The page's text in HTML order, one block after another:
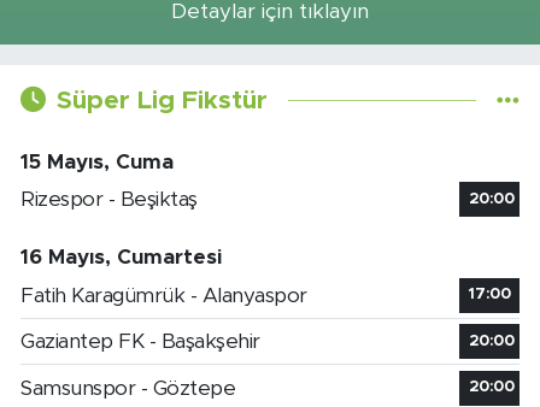
Detaylar için tıklayın
Süper Lig Fikstür
15 Mayıs, Cuma
Rizespor - Beşiktaş
20:00
16 Mayıs, Cumartesi
Fatih Karagümrük - Alanyaspor
17:00
Gaziantep FK - Başakşehir 20:00
Samsunspor - Göztepe 20:00